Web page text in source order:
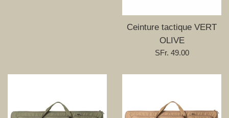
Ceinture tactique VERT
OLIVE
Prix
SFr. 49.00